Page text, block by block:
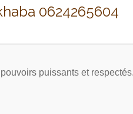
0624265604
puissants et respectés.